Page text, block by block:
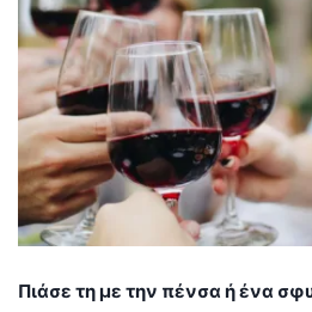
Πιάσε τη με την πένσα ή ένα